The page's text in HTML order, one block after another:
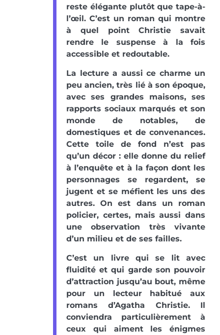
reste élégante plutôt que tape-à-
l’œil. C’est un roman qui montre
à quel point Christie savait
rendre le suspense à la fois
accessible et redoutable.
La lecture a aussi ce charme un
peu ancien, très lié à son époque,
avec ses grandes maisons, ses
rapports sociaux marqués et son
monde de notables, de
domestiques et de convenances.
Cette toile de fond n’est pas
qu’un décor : elle donne du relief
à l’enquête et à la façon dont les
personnages se regardent, se
jugent et se méfient les uns des
autres. On est dans un roman
policier, certes, mais aussi dans
une observation très vivante
d’un milieu et de ses failles.
C’est un livre qui se lit avec
fluidité et qui garde son pouvoir
d’attraction jusqu’au bout, même
pour un lecteur habitué aux
romans d’Agatha Christie. Il
conviendra particulièrement à
ceux qui aiment les énigmes